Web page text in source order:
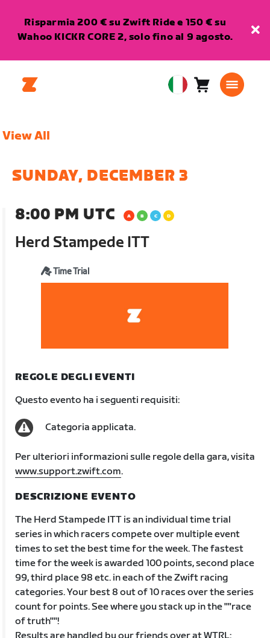
Risparmia 200 € su Zwift Ride e 150 € su
Wahoo KICKR CORE 2, solo fino al 9 agosto.
EuropeanCarrello0
View All
SUNDAY, DECEMBER 3
8:00 PM UTC
Herd Stampede ITT
Time Trial
REGOLE DEGLI EVENTI
Questo evento ha i seguenti requisiti:
Categoria applicata.
Per ulteriori informazioni sulle regole della gara, visita
www.support.zwift.com.
DESCRIZIONE EVENTO
The Herd Stampede ITT is an individual time trial
series in which racers compete over multiple event
times to set the best time for the week. The fastest
time for the week is awarded 100 points, second place
99, third place 98 etc. in each of the Zwift racing
categories. Your best 8 out of 10 races over the series
count for points. See where you stack up in the ""race
of truth""!